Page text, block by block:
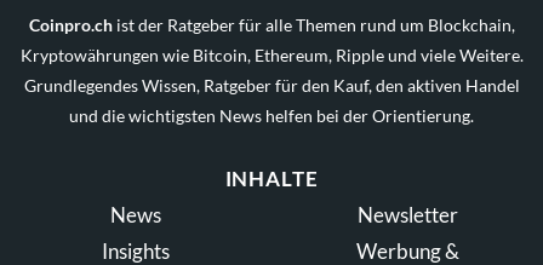
Coinpro.chist der Ratgeber für alle Themen rund um Blockchain,
Kryptowährungen wie Bitcoin, Ethereum, Ripple und viele Weitere.
Grundlegendes Wissen, Ratgeber für den Kauf, den aktiven Handel
und die wichtigsten News helfen bei der Orientierung.
INHALTE
News
Insights
Newsletter
Werbung &